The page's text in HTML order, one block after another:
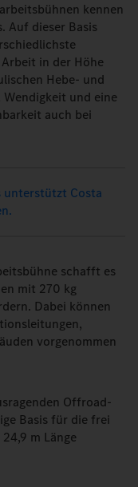
kennen
Auf dieser Basis
in der Höhe
Hebe- und
und eine
auch bei
unterstützt Costa
schafft es
mit 270 kg
Dabei können
vorgenommen
Offroad-
Basis für die frei
m Länge